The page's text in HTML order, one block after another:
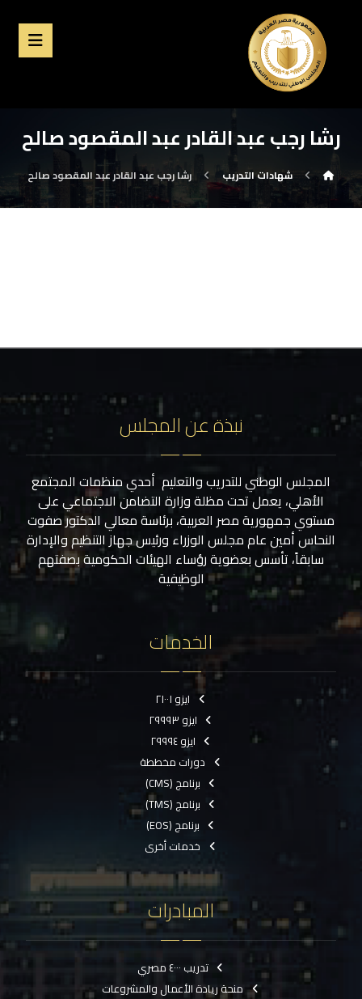
رشا رجب عبد القادر عبد المقصود صالح
شهادات التدريب رشا رجب عبد القادر عبد المقصود صالح
نبذة عن المجلس
المجلس الوطني للتدريب والتعليم أحدي منظمات المجتمع
الأهلي، يعمل تحت مظلة وزارة التضامن الاجتماعي على
مستوي جمهورية مصر العربية، برئاسة معالي الدكتور صفوت
النحاس أمين عام مجلس الوزراء ورئيس جهاز التنظيم والإدارة
سابقاً، تأسس بعضوية رؤساء الهيئات الحكومية بصفتهم
الوظيفية
الخدمات
ايزو ٢١٠٠١
ايزو ٢٩٩٩٣
ايزو ٢٩٩٩٤
دورات مخططة
برنامج (CMS)
برنامج (TMS)
برنامج (EOS)
خدمات أخرى
المبادرات
تدريب ٤٠٠٠ مصري
منحة ريادة الأعمال والمشروعات